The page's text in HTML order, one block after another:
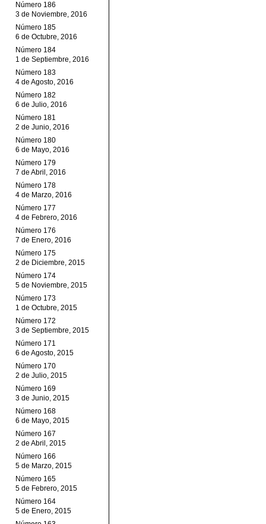
Número 186
3 de Noviembre, 2016
Número 185
6 de Octubre, 2016
Número 184
1 de Septiembre, 2016
Número 183
4 de Agosto, 2016
Número 182
6 de Julio, 2016
Número 181
2 de Junio, 2016
Número 180
6 de Mayo, 2016
Número 179
7 de Abril, 2016
Número 178
4 de Marzo, 2016
Número 177
4 de Febrero, 2016
Número 176
7 de Enero, 2016
Número 175
2 de Diciembre, 2015
Número 174
5 de Noviembre, 2015
Número 173
1 de Octubre, 2015
Número 172
3 de Septiembre, 2015
Número 171
6 de Agosto, 2015
Número 170
2 de Julio, 2015
Número 169
3 de Junio, 2015
Número 168
6 de Mayo, 2015
Número 167
2 de Abril, 2015
Número 166
5 de Marzo, 2015
Número 165
5 de Febrero, 2015
Número 164
5 de Enero, 2015